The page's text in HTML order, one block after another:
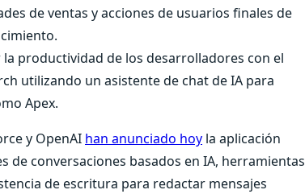
de ventas y acciones de usuarios finales de
productividad de los desarrolladores con el
utilizando un asistente de chat de IA para
Apex.
y OpenAI han anunciado hoy la aplicación
de conversaciones basados en IA, herramientas
de escritura para redactar mensajes